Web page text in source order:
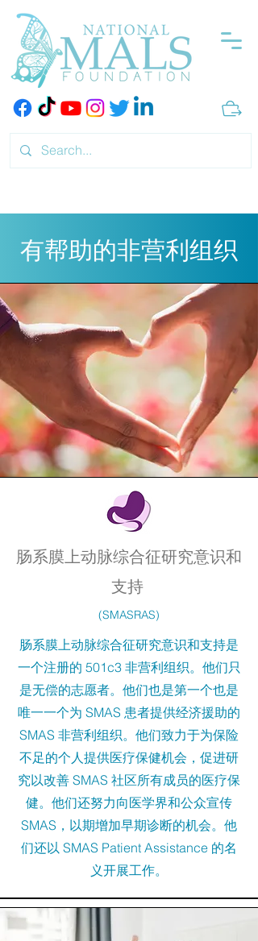
有帮助的非营利组织
肠系膜上动脉综合征研究意识和
支持
(SMASRAS)
肠系膜上动脉综合征研究意识和支持是
一个注册的 501c3 非营利组织。他们只
是无偿的志愿者。他们也是第一个也是
唯一一个为 SMAS 患者提供经济援助的
SMAS 非营利组织。他们致力于为保险
不足的个人提供医疗保健机会，促进研
究以改善 SMAS 社区所有成员的医疗保
健。他们还努力向医学界和公众宣传
SMAS，以期增加早期诊断的机会。他
们还以 SMAS Patient Assistance 的名
义开展工作。